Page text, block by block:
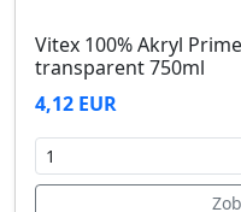
Vitex 100% Akryl
transparent 750ml
4,12 EUR